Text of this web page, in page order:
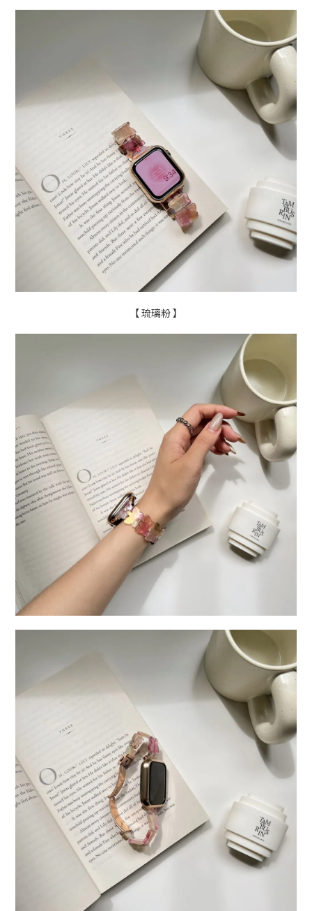
【 琉璃粉 】